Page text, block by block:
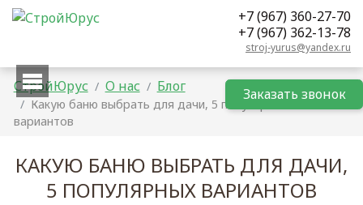
+7 (967) 360-27-70
+7 (967) 362-13-78
stroj-yurus@yandex.ru
СтройЮрус О нас Блог
Какую баню выбрать для дачи, 5 популярных
вариантов
КАКУЮ БАНЮ ВЫБРАТЬ ДЛЯ ДАЧИ,
5 ПОПУЛЯРНЫХ ВАРИАНТОВ
Заказать звонок